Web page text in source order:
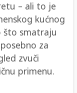
– ali to je
kućnog
što smatraju
za
zvuči
primenu.